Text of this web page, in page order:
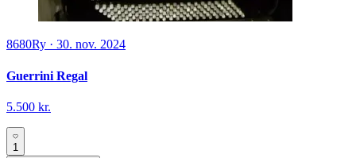
8680Ry · 30. nov. 2024
Guerrini Regal
5.500 kr.
1